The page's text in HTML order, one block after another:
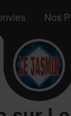
Nos